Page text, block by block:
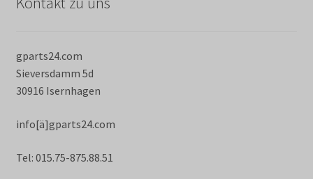
gparts24.com
Sieversdamm 5d
30916 Isernhagen
info[ä]gparts24.com
Tel: 015.75-875.88.51